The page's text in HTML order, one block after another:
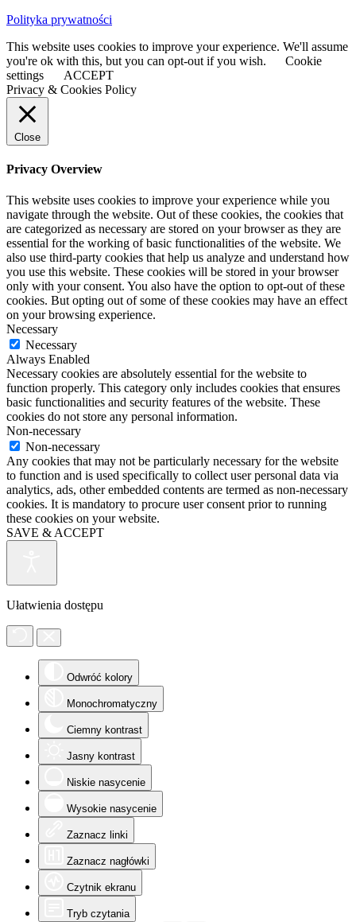
Polityka prywatności
This website uses cookies to improve your experience. We'll assume
you're ok with this, but you can opt-out if you wish.
Cookie
settings
ACCEPT
Privacy & Cookies Policy
Close
Privacy Overview
This website uses cookies to improve your experience while you
navigate through the website. Out of these cookies, the cookies that
are categorized as necessary are stored on your browser as they are
essential for the working of basic functionalities of the website. We
also use third-party cookies that help us analyze and understand how
you use this website. These cookies will be stored in your browser
only with your consent. You also have the option to opt-out of these
cookies. But opting out of some of these cookies may have an effect
on your browsing experience.
Necessary
Necessary
Always Enabled
Necessary cookies are absolutely essential for the website to
function properly. This category only includes cookies that ensures
basic functionalities and security features of the website. These
cookies do not store any personal information.
Non-necessary
Non-necessary
Any cookies that may not be particularly necessary for the website
to function and is used specifically to collect user personal data via
analytics, ads, other embedded contents are termed as non-necessary
cookies. It is mandatory to procure user consent prior to running
these cookies on your website.
SAVE & ACCEPT
Ułatwienia dostępu
Odwróć kolory
Monochromatyczny
Ciemny kontrast
Jasny kontrast
Niskie nasycenie
Wysokie nasycenie
Zaznacz linki
Zaznacz nagłówki
Czytnik ekranu
Tryb czytania